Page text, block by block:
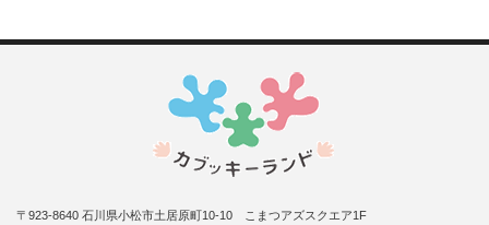
〒923-8640 石川県小松市土居原町10-10 こまつアズスクエア1F